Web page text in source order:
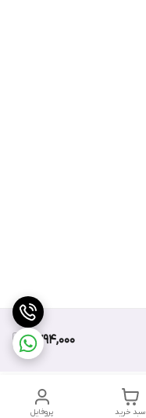
9,794,000
پروفایل سبد خرید